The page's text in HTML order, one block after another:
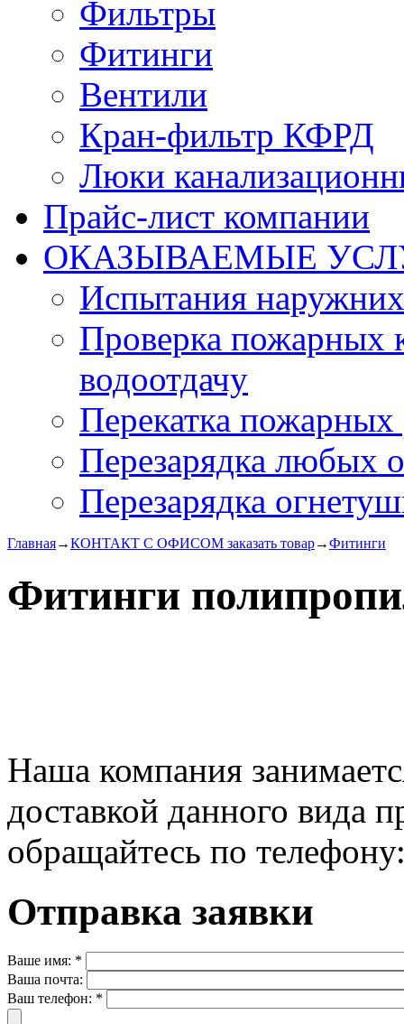
Фильтры
Фитинги
Вентили
Кран-фильтр КФРД
Люки
Прайс-лист компании
ОКАЗЫВАЕМЫЕ
Испытания
Проверка пожарных
водоотдачу
Перекатка пожарных
Перезарядка любых
Перезарядка
Главная→КОНТАКТ С ОФИСОМ заказать товар→Фитинги
Фитинги
Наша компания
доставкой данного вида
обращайтесь по
Отправка заявки
Ваше имя: *
Ваша почта:
Ваш телефон: *